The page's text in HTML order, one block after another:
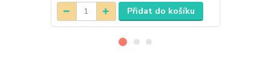
Přidat do košíku